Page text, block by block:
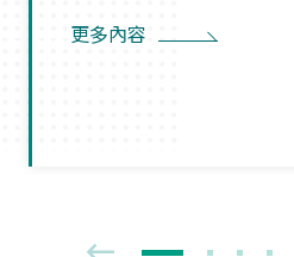
孢子的盛況，在精彩過
更多內容